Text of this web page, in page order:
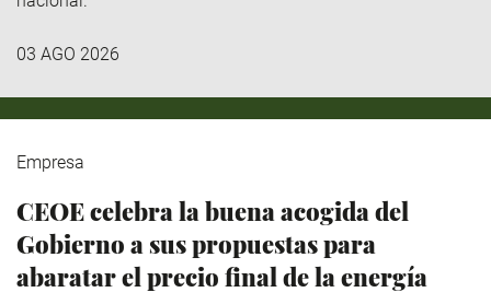
03 AGO 2026
Empresa
CEOE celebra la buena acogida del
Gobierno a sus propuestas para
abaratar el precio final de la energía